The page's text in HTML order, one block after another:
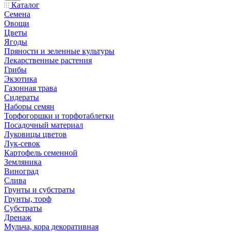
Каталог
Семена
Овощи
Цветы
Ягоды
Пряности и зеленные культуры
Лекарственные растения
Грибы
Экзотика
Газонная трава
Сидераты
Наборы семян
Торфогоршки и торфотаблетки
Посадочный материал
Луковицы цветов
Лук-севок
Картофель семенной
Земляника
Виноград
Слива
Грунты и субстраты
Грунты, торф
Субстраты
Дренаж
Мульча, кора декоративная